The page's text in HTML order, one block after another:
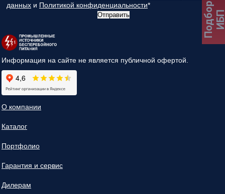
данных и Политикой конфиденциальности*
Отправить
Информация на сайте не является публичной офертой.
О компании
Каталог
Портфолио
Гарантия и сервис
Дилерам
Подбор